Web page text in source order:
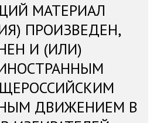
МАТЕРИАЛ
ПРОИЗВЕДЕН,
И (ИЛИ)
ДВИЖЕНИЕМ В